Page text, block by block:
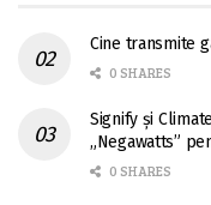
Cine transmite
0 SHARES
Signify și
„Negawatts”
0 SHARES